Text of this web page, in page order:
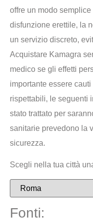
offre un modo
disfunzione erettile, la
un servizio discreto,
Acquistare Kamagra
medico se gli effetti
importante essere
rispettabili, le seguenti
stato trattato per
sanitarie prevedono la
sicurezza.
Scegli nella tua città
Fonti: